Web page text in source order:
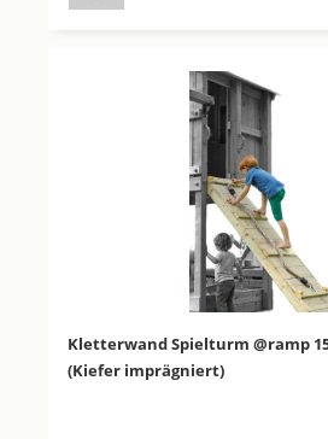
Kletterwand Spielturm @ramp
(Kiefer imprägniert)